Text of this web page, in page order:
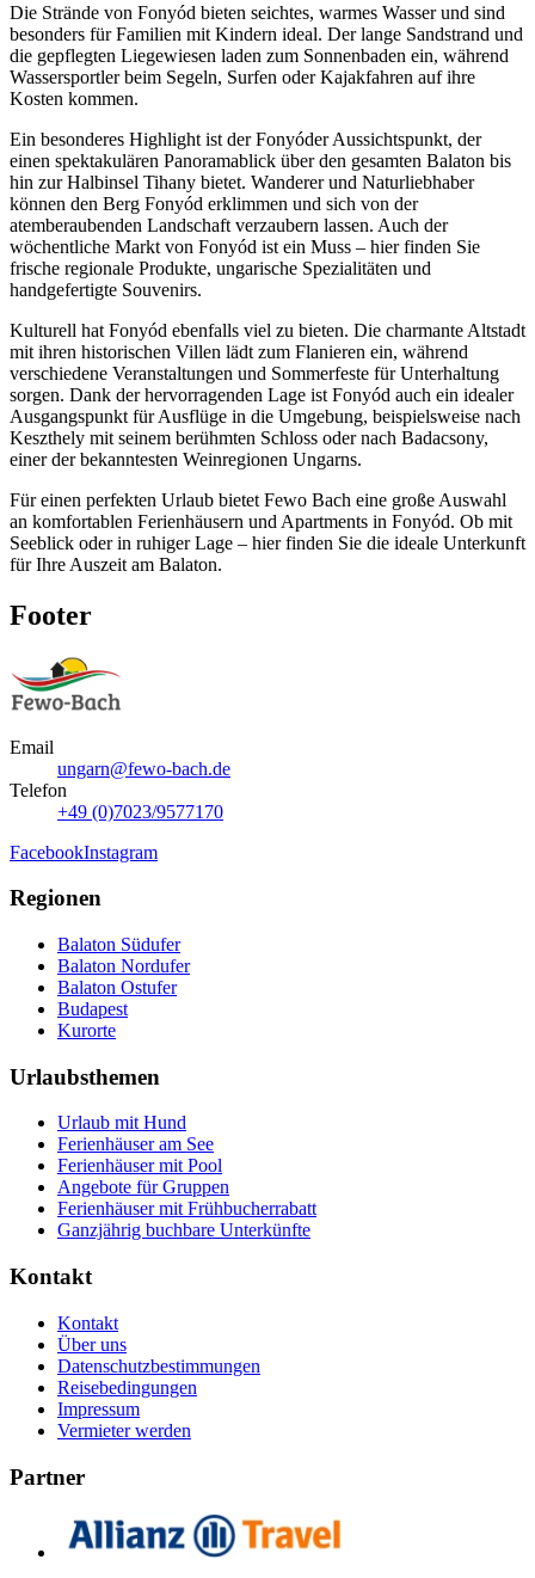
Die Strände von Fonyód bieten seichtes, warmes Wasser und sind
besonders für Familien mit Kindern ideal. Der lange Sandstrand und
die gepflegten Liegewiesen laden zum Sonnenbaden ein, während
Wassersportler beim Segeln, Surfen oder Kajakfahren auf ihre
Kosten kommen.
Ein besonderes Highlight ist der Fonyóder Aussichtspunkt, der
einen spektakulären Panoramablick über den gesamten Balaton bis
hin zur Halbinsel Tihany bietet. Wanderer und Naturliebhaber
können den Berg Fonyód erklimmen und sich von der
atemberaubenden Landschaft verzaubern lassen. Auch der
wöchentliche Markt von Fonyód ist ein Muss – hier finden Sie
frische regionale Produkte, ungarische Spezialitäten und
handgefertigte Souvenirs.
Kulturell hat Fonyód ebenfalls viel zu bieten. Die charmante Altstadt
mit ihren historischen Villen lädt zum Flanieren ein, während
verschiedene Veranstaltungen und Sommerfeste für Unterhaltung
sorgen. Dank der hervorragenden Lage ist Fonyód auch ein idealer
Ausgangspunkt für Ausflüge in die Umgebung, beispielsweise nach
Keszthely mit seinem berühmten Schloss oder nach Badacsony,
einer der bekanntesten Weinregionen Ungarns.
Für einen perfekten Urlaub bietet Fewo Bach eine große Auswahl
an komfortablen Ferienhäusern und Apartments in Fonyód. Ob mit
Seeblick oder in ruhiger Lage – hier finden Sie die ideale Unterkunft
für Ihre Auszeit am Balaton.
Footer
Email
ungarn@fewo-bach.de
Telefon
+49 (0)7023/9577170
FacebookInstagram
Regionen
Balaton Südufer
Balaton Nordufer
Balaton Ostufer
Budapest
Kurorte
Urlaubsthemen
Urlaub mit Hund
Ferienhäuser am See
Ferienhäuser mit Pool
Angebote für Gruppen
Ferienhäuser mit Frühbucherrabatt
Ganzjährig buchbare Unterkünfte
Kontakt
Kontakt
Über uns
Datenschutzbestimmungen
Reisebedingungen
Impressum
Vermieter werden
Partner